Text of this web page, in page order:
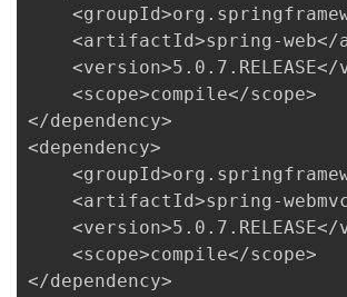
<artifactId>spring-web</
<version>5.0.7.RELEASE</
<scope>compile</scope>
</dependency>
<dependency>
<artifactId>spring-
<version>5.0.7.RELEASE</
<scope>compile</scope>
</dependency>